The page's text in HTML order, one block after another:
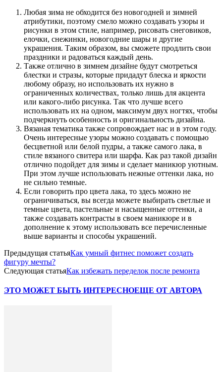
Любая зима не обходится без новогодней и зимней
атрибутики, поэтому смело можно создавать узоры и
рисунки в этом стиле, например, рисовать снеговиков,
елочки, снежинки, новогодние шары и другие
украшения. Таким образом, вы сможете продлить свои
праздники и радоваться каждый день.
Также отлично в зимнем дизайне будут смотреться
блестки и стразы, которые придадут блеска и яркости
любому образу, но использовать их нужно в
ограниченных количествах, только лишь для акцента
или какого-либо рисунка. Так что лучше всего
использовать их на одном, максимум двух ногтях, чтобы
подчеркнуть особенность и оригинальность дизайна.
Вязаная тематика также сопровождает нас и в этом году.
Очень интересные узоры можно создавать с помощью
бесцветной или белой пудры, а также самого лака, в
стиле вязаного свитера или шарфа. Как раз такой дизайн
отлично подойдет для зимы и сделает маникюр уютным.
При этом лучше использовать нежные оттенки лака, но
не сильно темные.
Если говорить про цвета лака, то здесь можно не
ограничиваться, вы всегда можете выбирать светлые и
темные цвета, пастельные и насыщенные оттенки, а
также создавать контрасты в своем маникюре и в
дополнение к этому использовать все перечисленные
выше варианты и способы украшений.
Предыдущая статьяКак умный фитнес поможет создать
фигуру мечты?
Следующая статьяКак избежать переделок после ремонта
ЭТО МОЖЕТ БЫТЬ ИНТЕРЕСНОЕЩЕ ОТ АВТОРА